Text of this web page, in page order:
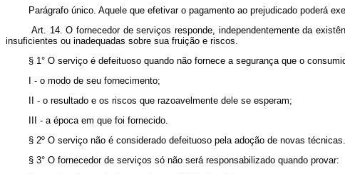
Parágrafo único. Aquele que efetivar o pagamento ao prejudicado poderá
Art. 14. O fornecedor de serviços responde, independentemente da
insuficientes ou inadequadas sobre sua fruição e riscos.
§ 1° O serviço é defeituoso quando não fornece a segurança que o
I - o modo de seu fornecimento;
II - o resultado e os riscos que razoavelmente dele se esperam;
III - a época em que foi fornecido.
§ 2º O serviço não é considerado defeituoso pela adoção de novas técnicas.
§ 3° O fornecedor de serviços só não será responsabilizado quando provar: